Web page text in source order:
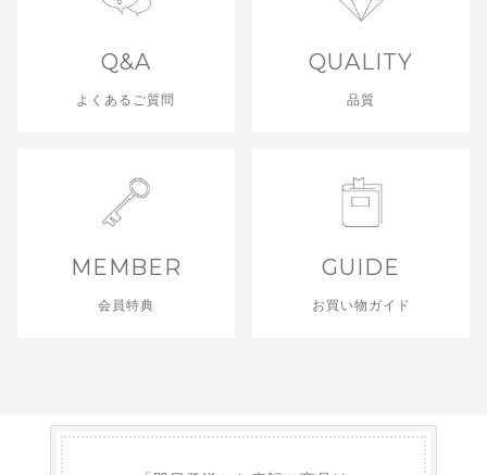
Q&A
よくあるご質問
QUALITY
品質
MEMBER
会員特典
GUIDE
お買い物ガイド